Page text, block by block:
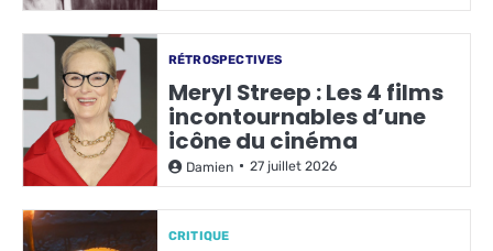
RÉTROSPECTIVES
Meryl Streep : Les 4 films
incontournables d’une
icône du cinéma
Damien 27 juillet 2026
CRITIQUE